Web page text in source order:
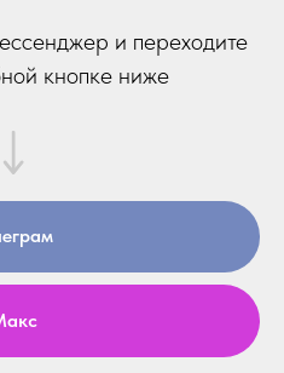
и переходите
кнопке ниже